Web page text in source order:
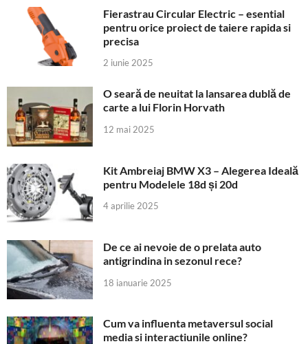
Fierastrau Circular Electric – esential
pentru orice proiect de taiere rapida si
precisa
2 iunie 2025
O seară de neuitat la lansarea dublă de
carte a lui Florin Horvath
12 mai 2025
Kit Ambreiaj BMW X3 – Alegerea Ideală
pentru Modelele 18d și 20d
4 aprilie 2025
De ce ai nevoie de o prelata auto
antigrindina in sezonul rece?
18 ianuarie 2025
Cum va influenta metaversul social
media si interactiunile online?